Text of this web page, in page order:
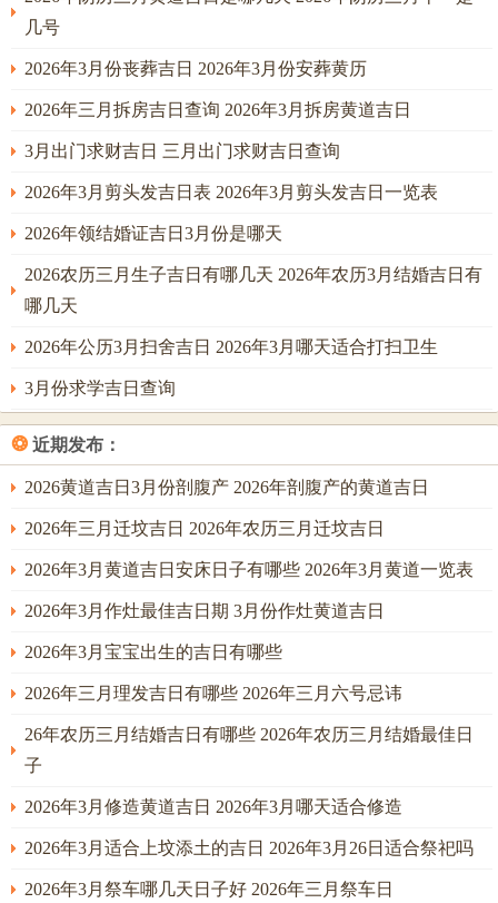
几号
2026年3月份丧葬吉日 2026年3月份安葬黄历
2026年三月拆房吉日查询 2026年3月拆房黄道吉日
3月出门求财吉日 三月出门求财吉日查询
2026年3月剪头发吉日表 2026年3月剪头发吉日一览表
2026年领结婚证吉日3月份是哪天
2026农历三月生子吉日有哪几天 2026年农历3月结婚吉日有
哪几天
2026年公历3月扫舍吉日 2026年3月哪天适合打扫卫生
3月份求学吉日查询
❂ 近期发布：
2026黄道吉日3月份剖腹产 2026年剖腹产的黄道吉日
2026年三月迁坟吉日 2026年农历三月迁坟吉日
2026年3月黄道吉日安床日子有哪些 2026年3月黄道一览表
2026年3月作灶最佳吉日期 3月份作灶黄道吉日
2026年3月宝宝出生的吉日有哪些
2026年三月理发吉日有哪些 2026年三月六号忌讳
26年农历三月结婚吉日有哪些 2026年农历三月结婚最佳日
子
2026年3月修造黄道吉日 2026年3月哪天适合修造
2026年3月适合上坟添土的吉日 2026年3月26日适合祭祀吗
2026年3月祭车哪几天日子好 2026年三月祭车日